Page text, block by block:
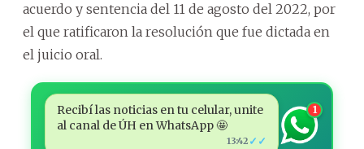
acuerdo y sentencia del 11 de agosto del 2022, por
el que ratificaron la resolución que fue dictada en
el juicio oral.
Recibí las noticias en tu celular, unite
al canal de ÚH en WhatsApp 🤩
13:42 ✓✓
1